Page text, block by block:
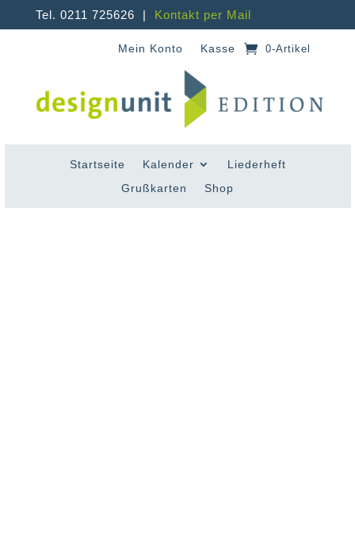
Tel. 0211 725626 | Kontakt per Mail
Mein Konto Kasse 0-Artikel
Startseite Kalender
Liederheft
Grußkarten
Shop